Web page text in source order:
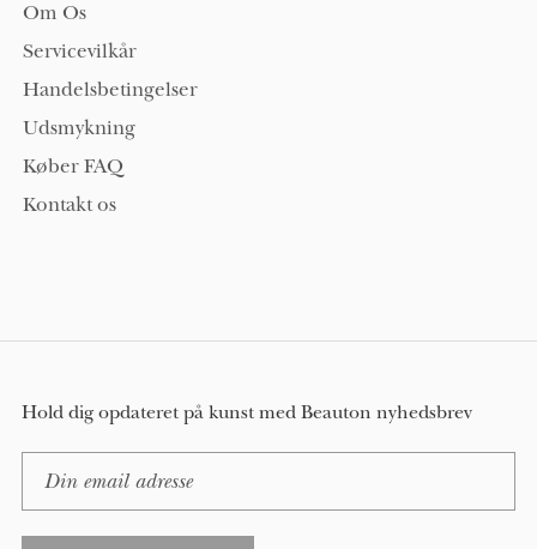
Om Os
Servicevilkår
Handelsbetingelser
Udsmykning
Køber FAQ
Kontakt os
Hold dig opdateret på kunst med Beauton nyhedsbrev